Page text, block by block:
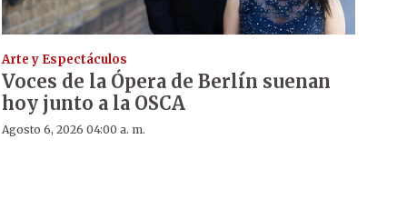
Arte y Espectáculos
Voces de la Ópera de Berlín suenan
hoy junto a la OSCA
Agosto 6, 2026 04:00 a. m.